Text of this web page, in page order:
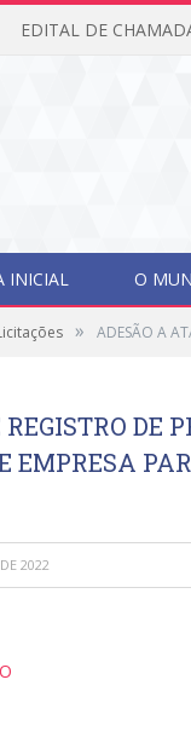
INICIAL O
» ADESÃO A
DE
EMPRESA
2022